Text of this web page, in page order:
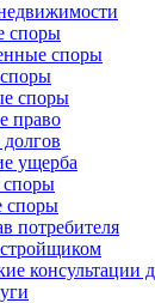
споры
споры
споры
право
ущерба
споры
споры
потребителя
консультации